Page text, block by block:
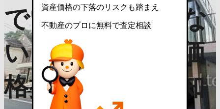
でいくら？売れな
い？売却査定で価
格推移・相場を知
資産価格の下落のリスクも踏まえ
不動産のプロに無料で査定相談